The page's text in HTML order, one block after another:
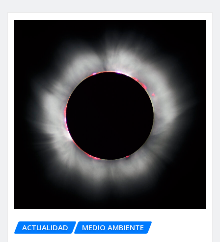
ACTUALIDAD MEDIO AMBIENTE